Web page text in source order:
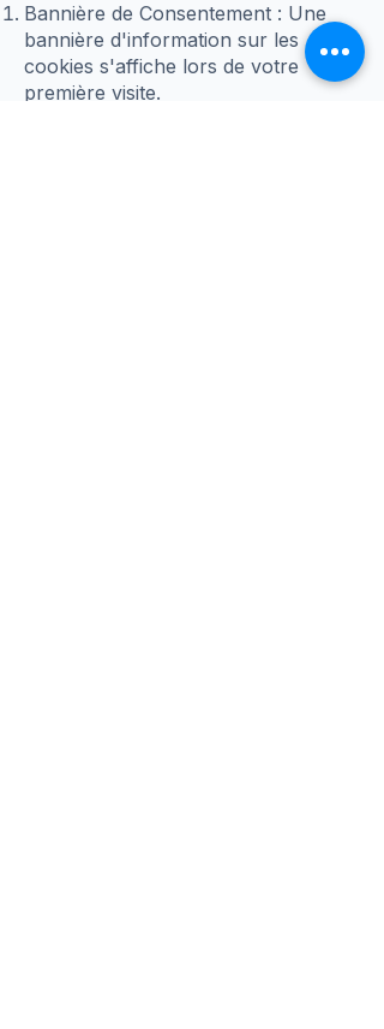
Bannière de Consentement : Une
bannière d'information sur les
cookies s'affiche lors de votre
première visite.